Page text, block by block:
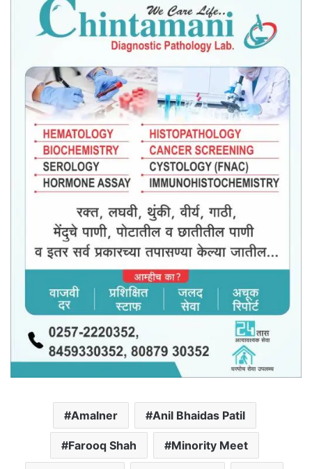
Amalner Anil Bhaidas Patil
Farooq Shah Minority Meet